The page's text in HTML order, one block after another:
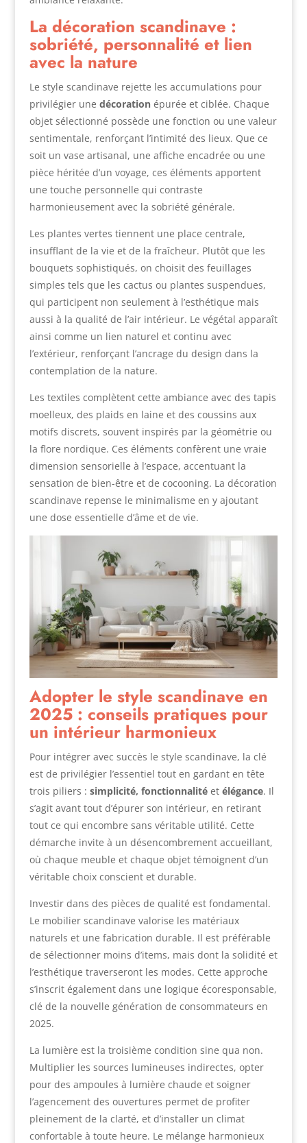
La décoration scandinave :
sobriété, personnalité et lien
avec la nature
Le style scandinave rejette les accumulations pour
privilégier une décorationépurée et ciblée. Chaque
objet sélectionné possède une fonction ou une valeur
sentimentale, renforçant l’intimité des lieux. Que ce
soit un vase artisanal, une affiche encadrée ou une
pièce héritée d’un voyage, ces éléments apportent
une touche personnelle qui contraste
harmonieusement avec la sobriété générale.
Les plantes vertes tiennent une place centrale,
insufflant de la vie et de la fraîcheur. Plutôt que les
bouquets sophistiqués, on choisit des feuillages
simples tels que les cactus ou plantes suspendues,
qui participent non seulement à l’esthétique mais
aussi à la qualité de l’air intérieur. Le végétal apparaît
ainsi comme un lien naturel et continu avec
l’extérieur, renforçant l’ancrage du design dans la
contemplation de la nature.
Les textiles complètent cette ambiance avec des tapis
moelleux, des plaids en laine et des coussins aux
motifs discrets, souvent inspirés par la géométrie ou
la flore nordique. Ces éléments confèrent une vraie
dimension sensorielle à l’espace, accentuant la
sensation de bien-être et de cocooning. La décoration
scandinave repense le minimalisme en y ajoutant
une dose essentielle d’âme et de vie.
Adopter le style scandinave en
2025 : conseils pratiques pour
un intérieur harmonieux
Pour intégrer avec succès le style scandinave, la clé
est de privilégier l’essentiel tout en gardant en tête
trois piliers : simplicité, fonctionnalitéet élégance. Il
s’agit avant tout d’épurer son intérieur, en retirant
tout ce qui encombre sans véritable utilité. Cette
démarche invite à un désencombrement accueillant,
où chaque meuble et chaque objet témoignent d’un
véritable choix conscient et durable.
Investir dans des pièces de qualité est fondamental.
Le mobilier scandinave valorise les matériaux
naturels et une fabrication durable. Il est préférable
de sélectionner moins d’items, mais dont la solidité et
l’esthétique traverseront les modes. Cette approche
s’inscrit également dans une logique écoresponsable,
clé de la nouvelle génération de consommateurs en
2025.
La lumière est la troisième condition sine qua non.
Multiplier les sources lumineuses indirectes, opter
pour des ampoules à lumière chaude et soigner
l’agencement des ouvertures permet de profiter
pleinement de la clarté, et d’installer un climat
confortable à toute heure. Le mélange harmonieux